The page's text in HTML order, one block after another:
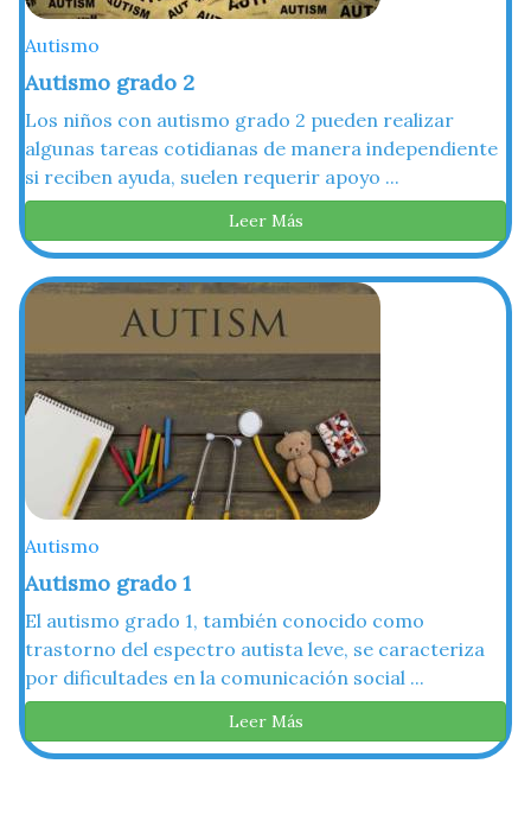
Autismo
Autismo grado 2
Los niños con autismo grado 2 pueden realizar
algunas tareas cotidianas de manera independiente
si reciben ayuda, suelen requerir apoyo ...
Leer Más
Autismo
Autismo grado 1
El autismo grado 1, también conocido como
trastorno del espectro autista leve, se caracteriza
por dificultades en la comunicación social ...
Leer Más